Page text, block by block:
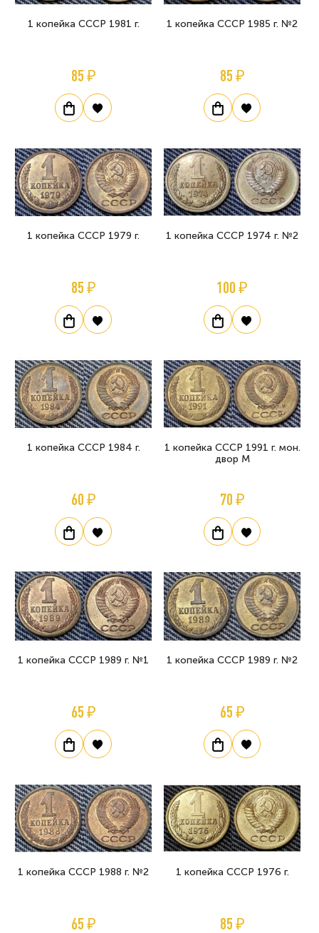
1 копейка СССР 1981 г.
85 ₽
1 копейка СССР 1985 г. №2
85 ₽
1 копейка СССР 1979 г.
85 ₽
1 копейка СССР 1974 г. №2
100 ₽
1 копейка СССР 1984 г.
60 ₽
1 копейка СССР 1991 г. мон.
двор М
70 ₽
1 копейка СССР 1989 г. №1
65 ₽
1 копейка СССР 1989 г. №2
65 ₽
1 копейка СССР 1988 г. №2
65 ₽
1 копейка СССР 1976 г.
85 ₽